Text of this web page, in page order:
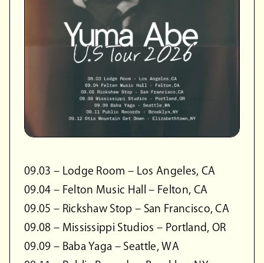
09.03 – Lodge Room – Los Angeles, CA
09.04 – Felton Music Hall – Felton, CA
09.05 – Rickshaw Stop – San Francisco, CA
09.08 – Mississippi Studios – Portland, OR
09.09 – Baba Yaga – Seattle, WA